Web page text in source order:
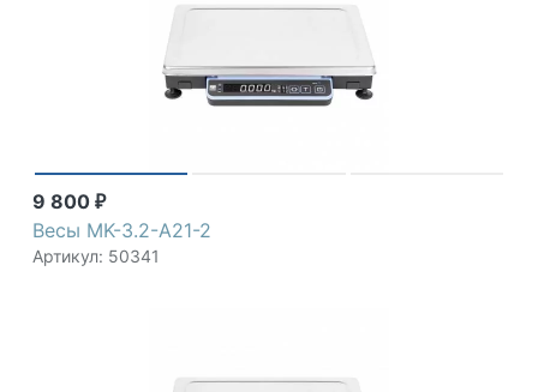
9 800 ₽
Весы MK-3.2-A21-2
Артикул: 50341